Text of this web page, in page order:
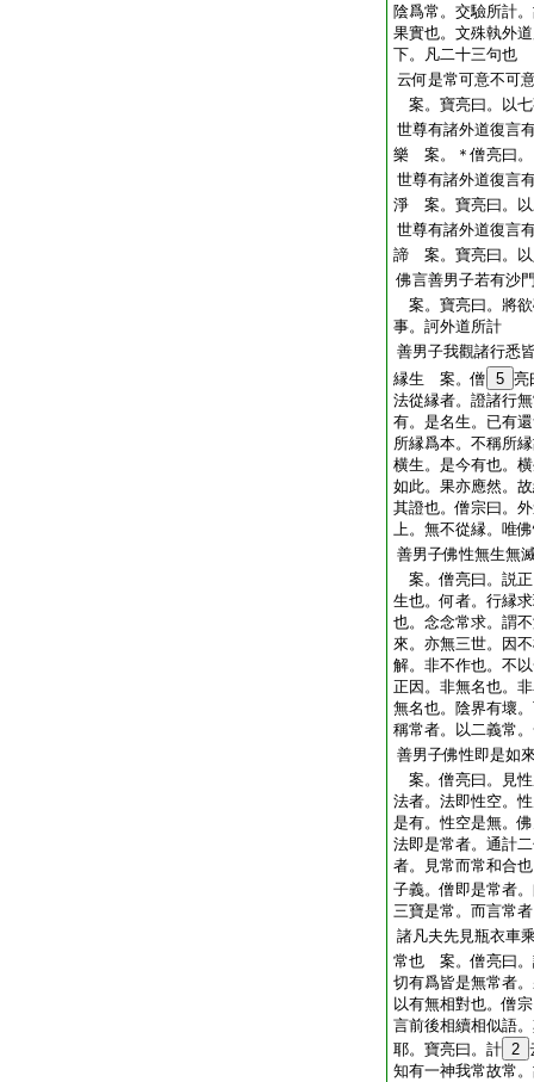
陰爲常。交驗所計
果實也。文殊執外
下。凡二十三句也
云何是常可意不可
案。寶亮曰。以
世尊有諸外道復言
樂 案。＊僧亮曰。
世尊有諸外道復言
淨 案。寶亮曰。以
世尊有諸外道復言
諦 案。寶亮曰。以
佛言善男子若有沙
案。寶亮曰。將
事。訶外道所計
善男子我觀諸行悉
縁生 案。僧 5 亮
法從縁者。證諸行
有。是名生。已有
所縁爲本。不稱所
横生。是今有也。
如此。果亦應然。
其證也。僧宗曰。
上。無不從縁。唯
善男子佛性無生無
案。僧亮曰。説
生也。何者。行縁
也。念念常求。謂
來。亦無三世。因
解。非不作也。不
正因。非無名也。
無名也。陰界有壞
稱常者。以二義常
善男子佛性即是如
案。僧亮曰。見
法者。法即性空。
是有。性空是無。
法即是常者。通計
者。見常而常和合
子義。僧即是常者
三寶是常。而言常
諸凡夫先見瓶衣車
常也 案。僧亮曰。
切有爲皆是無常者
以有無相對也。僧
言前後相續相似語
耶。寶亮曰。計 2
知有一神我常故常